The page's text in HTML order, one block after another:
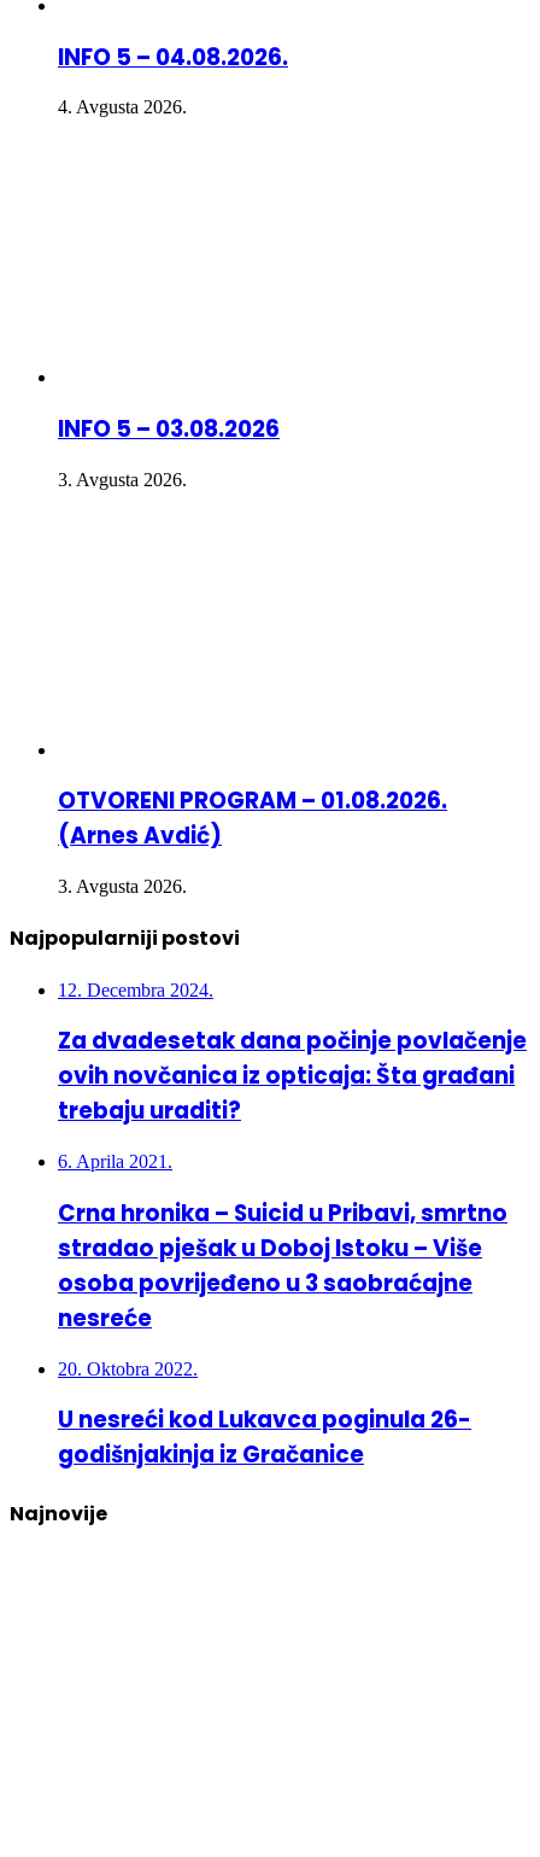
INFO 5 – 04.08.2026.
4. Avgusta 2026.
INFO 5 – 03.08.2026
3. Avgusta 2026.
OTVORENI PROGRAM – 01.08.2026.
(Arnes Avdić)
3. Avgusta 2026.
Najpopularniji postovi
12. Decembra 2024.
Za dvadesetak dana počinje povlačenje
ovih novčanica iz opticaja: Šta građani
trebaju uraditi?
6. Aprila 2021.
Crna hronika – Suicid u Pribavi, smrtno
stradao pješak u Doboj Istoku – Više
osoba povrijeđeno u 3 saobraćajne
nesreće
20. Oktobra 2022.
U nesreći kod Lukavca poginula 26-
godišnjakinja iz Gračanice
Najnovije